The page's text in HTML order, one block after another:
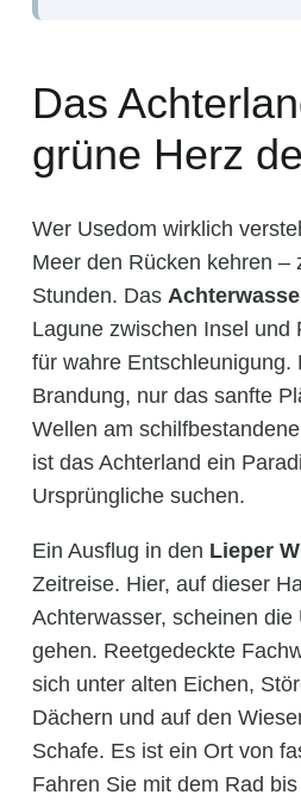
Das
grüne Herz
Wer Usedom wirklich
Meer den Rücken kehren –
Stunden. Das
Lagune zwischen Insel und
für wahre Entschleunigung.
Brandung, nur das sanfte
Wellen am
ist das Achterland ein
Ursprüngliche suchen.
Ein Ausflug in den Lieper
Zeitreise. Hier, auf dieser
Achterwasser, scheinen
gehen. Reetgedeckte
sich unter alten Eichen,
Dächern und auf den
Schafe. Es ist ein Ort von
Fahren Sie mit dem Rad